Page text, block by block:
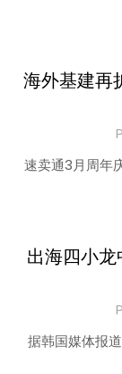
海外基建再
速卖通3月周年
出海四小
据韩国媒体报